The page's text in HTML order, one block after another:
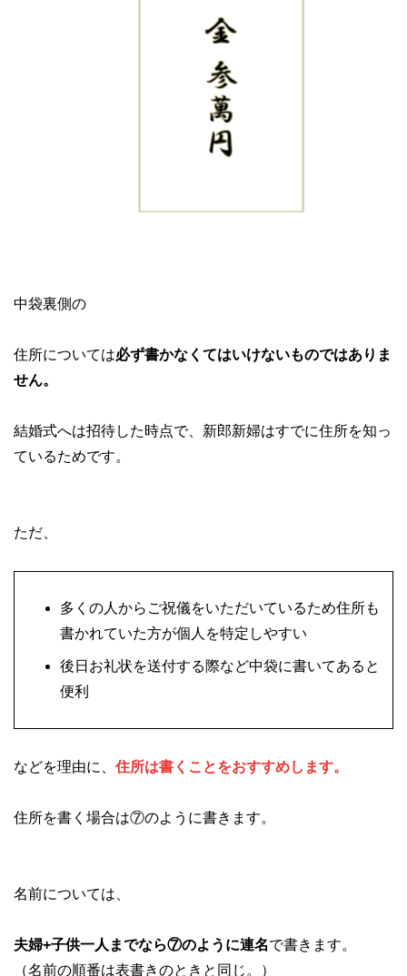
中袋裏側の
住所については必ず書かなくてはいけないものではありま
せん。
結婚式へは招待した時点で、新郎新婦はすでに住所を知っ
ているためです。
ただ、
多くの人からご祝儀をいただいているため住所も
書かれていた方が個人を特定しやすい
後日お礼状を送付する際など中袋に書いてあると
便利
などを理由に、 住所は書くことをおすすめします。
住所を書く場合は⑦のように書きます。
名前については、
夫婦+子供一人までなら⑦のように連名で書きます。
（名前の順番は表書きのときと同じ。）